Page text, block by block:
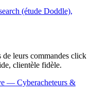
(étude Doddle),
de leurs commandes click
clientèle fidèle.
— Cyberacheteurs &